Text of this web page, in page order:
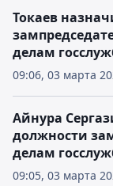
09:06, 03 марта
Токаев
делам
09:05, 03 марта
Айнура
должности
делам